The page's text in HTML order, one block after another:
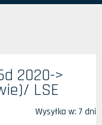
2020->
LSE
Wysyłka w: 7 dni